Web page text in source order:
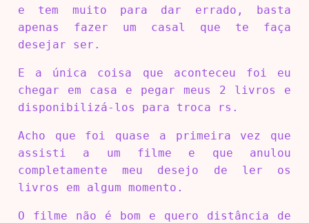
e tem muito para dar errado, basta
apenas fazer um casal que te faça
desejar ser.
E a única coisa que aconteceu foi eu
chegar em casa e pegar meus 2 livros e
disponibilizá-los para troca rs.
Acho que foi quase a primeira vez que
assisti a um filme e que anulou
completamente meu desejo de ler os
livros em algum momento.
O filme não é bom e quero distância de